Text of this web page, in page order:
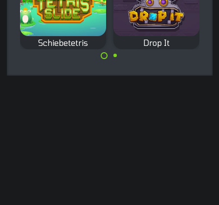
Schiebetetris
Klassisches
Drop It
Blockschiebespiel.